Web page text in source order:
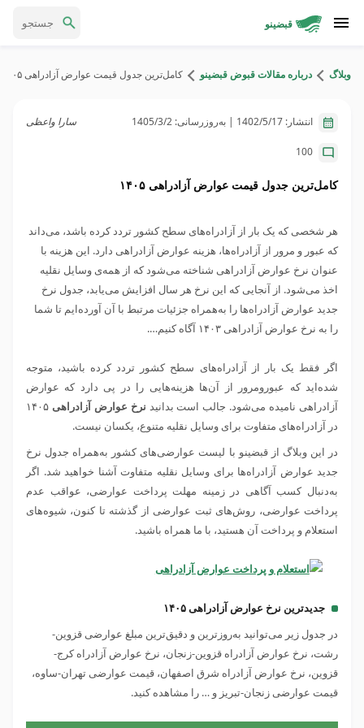
قبضینو
وبلاگ درباره مقالات قبوض قبضینو کامل‌ترین جدول قیمت عوارض آزادراهی ۱۴۰۵
انتشار: 1402/5/17 | به‌روزرسانی: 1405/3/2 سارا واعظی
کامل‌ترین جدول قیمت عوارض آزادراهی ۱۴۰۵
هر شخصی که یک بار از آزادراه‌های سطح کشور تردد کرده باشد، می‌داند
که عبور و مرور از آزادراه‌ها، هزینه عوارض آزادراهی دارد. این هزینه با
عنوان نرخ عوارض آزادراهی شناخته می‌شود که از همه‌ی وسایل نقلیه
اخذ می‌شود. از آنجایی که این نرخ هر سال افزایش می‌یابد، جدول نرخ
جدید عوارض آزادراه‌ها را به‌همراه جزئیات مرتبط با آن آورده‌ایم تا شما
را به نرخ عوارض آزادراهی ۱۴۰۳ آگاه کنیم….
اگر فقط یک بار از آزادراه‌های سطح کشور تردد کرده‌ باشید، متوجه
شده‌اید که عبورومرور از آن‌ها هزینه‌هایی را در پی دارد که عوارض
آزادراهی نامیده می‌شود. جالب است بدانید نرخ عوارض آزادراهی ۱۴۰۵
در آزادراه‌های متفاوت برای وسایل نقلیه متنوع، یکسان نیست.
در این وبلاگ از قبضینو با لیست عوارضی‌های کشور به‌همراه جدول نرخ
جدید عوارض آزادراه‌ها برای وسایل نقلیه متفاوت آشنا خواهید شد. اگر
به‌دنبال کسب آگاهی در زمینه مهلت پرداخت عوارضی، عواقب عدم
پرداخت عوارضی، روش‌های ثبت عوارضی از گذشته تا کنون، شیوه‌های
استعلام و پرداخت آن هستید، با ما همراه باشید.
جدیدترین نرخ عوارض آزادراهی ۱۴۰۵
در جدول زیر می‌توانید به‌روزترین و دقیق‌ترین مبلغ عوارضی قزوین-
رشت، نرخ عوارض آزادراه قزوین-زنجان، نرخ عوارض آزادراه کرج-
قزوین، نرخ عوارض آزادراه شرق اصفهان، قیمت عوارضی تهران-ساوه،
قیمت عوارضی زنجان-تبریز و … را مشاهده کنید.